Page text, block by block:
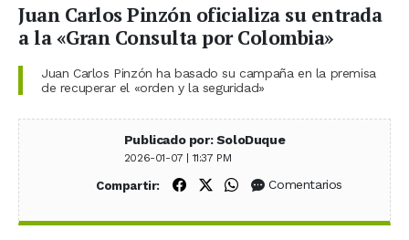
Juan Carlos Pinzón oficializa su entrada
a la «Gran Consulta por Colombia»
Juan Carlos Pinzón ha basado su campaña en la premisa
de recuperar el «orden y la seguridad»
Publicado por: SoloDuque
2026-01-07 | 11:37 PM
Compartir: Compartir en Facebook
Compartir en X (Twitter)
Compartir en WhatsApp
Comentarios